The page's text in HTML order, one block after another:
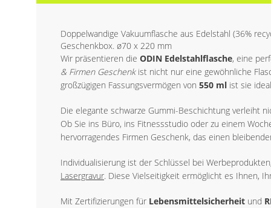
Doppelwandige Vakuumflasche aus Edelstahl (36%
Geschenkbox. ø70 x 220 mm
Wir präsentieren die ODIN Edelstahlflasche, eine
& Firmen Geschenkist nicht nur eine gewöhnliche
großzügigen Fassungsvermögen von 550 ml ist sie
Die elegante schwarze Gummi-Beschichtung verleiht
Ob Sie ins Büro, ins Fitnessstudio oder zu einem
hervorragendes Firmen Geschenk, das einen
Individualisierung ist der Schlüssel bei
Lasergravur. Diese Vielseitigkeit ermöglicht es Ihnen,
Mit Zertifizierungen für Lebensmittelsicherheit und